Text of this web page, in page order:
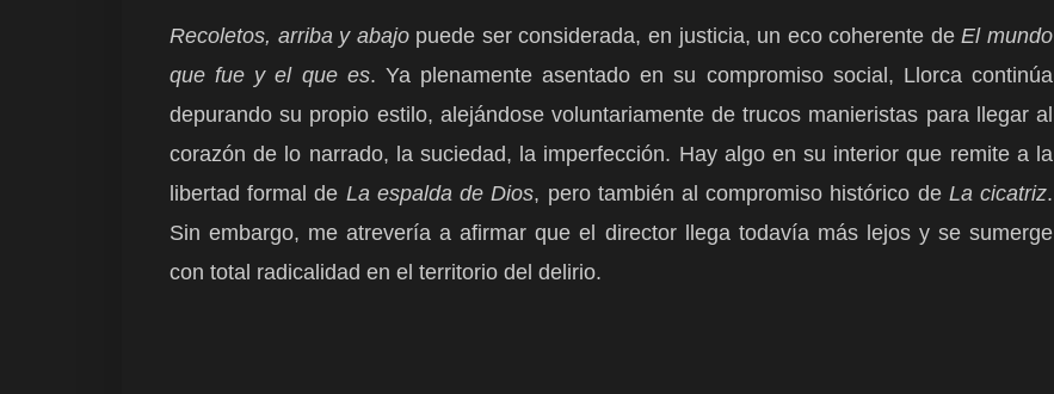
Recoletos, arriba y abajopuede ser considerada, en justicia, un eco coherente deEl mundo
que fue y el que es. Ya plenamente asentado en su compromiso social, Llorca continúa
depurando su propio estilo, alejándose voluntariamente de trucos manieristas para llegar al
corazón de lo narrado, la suciedad, la imperfección. Hay algo en su interior que remite a la
libertad formal de La espalda de Dios, pero también al compromiso histórico de La cicatriz.
Sin embargo, me atrevería a afirmar que el director llega todavía más lejos y se sumerge
con total radicalidad en el territorio del delirio.